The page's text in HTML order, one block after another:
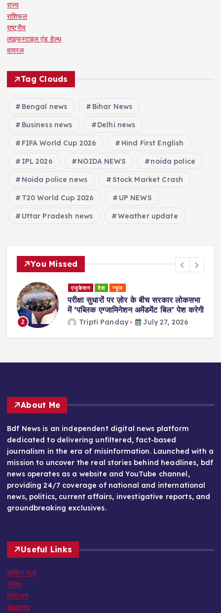
राज्य
राशिफल
राष्ट्रीय
लाइफस्टाइल एंड हेल्थ
वायरल
Tag Clouds
Bengal news Bihar News
Business news Delhi news
FIFA World Cup 2026 Hind First English
IPL 2026 NOIDA NEWS noida police
Noida police news Stock Market Crash
T20 World Cup 2026 UP NEWS
Uttar Pradesh news Weather update
You Missed
एजुकेशन देश न्यूज
परीक्षा सुधारों पर ज़ोर के बीच सरकार लोकसभा
में ‘पब्लिक एग्जामिनेशन अमेंडमेंट बिल’ पेश करेगी
Tripti Panday July 27, 2026
About Me
Bdf News is an independent digital news platform
dedicated to delivering unfiltered, fact-based
journalism in the era of misinformation. Launched with a
mission to uncover the real stories behind headlines, bdf
news operates as a website and YouTube channel,
providing 24/7 coverage of national and international
news, politics, current affairs, investigative reports, and
groundbreaking exclusives.
Useful Links
ब्रेकिंग न्यूज़
दुनिया
मनोरंजन
Sports